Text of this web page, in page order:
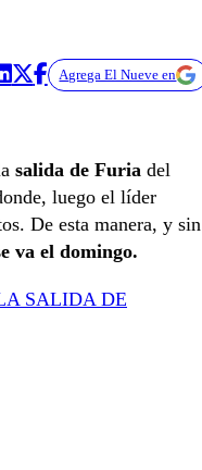
Agrega El Nueve en
salida de Furia del
luego el líder
De esta manera, y sin
va el domingo.
SALIDA DE